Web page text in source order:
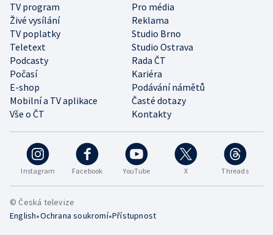
Instagram Facebook YouTube X Threads
TV program
Pro média
Živé vysílání
Reklama
TV poplatky
Studio Brno
Teletext
Studio Ostrava
Podcasty
Rada ČT
Počasí
Kariéra
E-shop
Podávání námětů
Mobilní a TV aplikace
Časté dotazy
Vše o ČT
Kontakty
© Česká televize
English•Ochrana soukromí•Přístupnost